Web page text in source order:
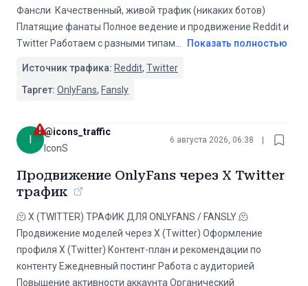
Фансли ️ Качественный, живой трафик (никаких ботов)
Платящие фанаты Полное ведение и продвижение Reddit и
Twitter Работаем с разными типам
Показать полностью
Источник трафика: Reddit, Twitter
Таргет: OnlyFans, Fansly
I
@icons_traffic
IconS
6 августа 2026, 06:38
Продвижение OnlyFans через X Twitter
трафик
🫠 X (TWITTER) ТРАФИК ДЛЯ ONLYFANS / FANSLY 🫠
Продвижение моделей через X (Twitter) Оформление
профиля X (Twitter) Контент-план и рекомендации по
контенту Ежедневный постинг Работа с аудиторией
Повышение активности аккаунта Органический